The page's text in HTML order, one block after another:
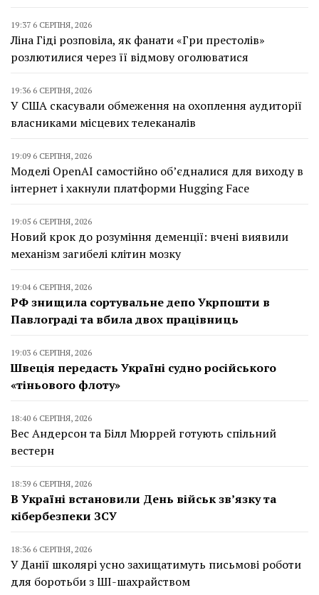
19:37 6 СЕРПНЯ, 2026
Ліна Гіді розповіла, як фанати «Гри престолів»
розлютилися через її відмову оголюватися
19:36 6 СЕРПНЯ, 2026
У США скасували обмеження на охоплення аудиторії
власниками місцевих телеканалів
19:09 6 СЕРПНЯ, 2026
Моделі OpenAI самостійно об’єдналися для виходу в
інтернет і хакнули платформи Hugging Face
19:05 6 СЕРПНЯ, 2026
Новий крок до розуміння деменції: вчені виявили
механізм загибелі клітин мозку
19:04 6 СЕРПНЯ, 2026
РФ знищила сортувальне депо Укрпошти в
Павлограді та вбила двох працівниць
19:03 6 СЕРПНЯ, 2026
Швеція передасть Україні судно російського
«тіньового флоту»
18:40 6 СЕРПНЯ, 2026
Вес Андерсон та Білл Мюррей готують спільний
вестерн
18:39 6 СЕРПНЯ, 2026
В Україні встановили День військ зв’язку та
кібербезпеки ЗСУ
18:36 6 СЕРПНЯ, 2026
У Данії школярі усно захищатимуть письмові роботи
для боротьби з ШІ-шахрайством